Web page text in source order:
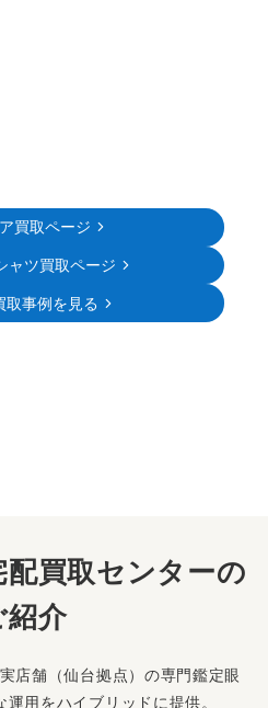
買取ページ
ャツ買取ページ
取事例を見る
買取センターの
紹介
店舗（仙台拠点）の専門鑑定眼
用をハイブリッドに提供。